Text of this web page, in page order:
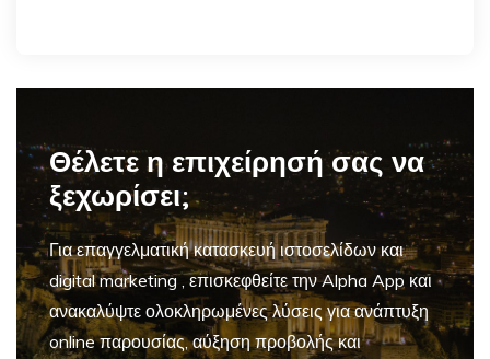
Θέλετε η επιχείρησή σας να
ξεχωρίσει;
Για επαγγελματικήκατασκευή ιστοσελίδων και
digital marketing, επισκεφθείτε την Alpha App και
ανακαλύψτε ολοκληρωμένες λύσεις για ανάπτυξη
online παρουσίας, αύξηση προβολής και